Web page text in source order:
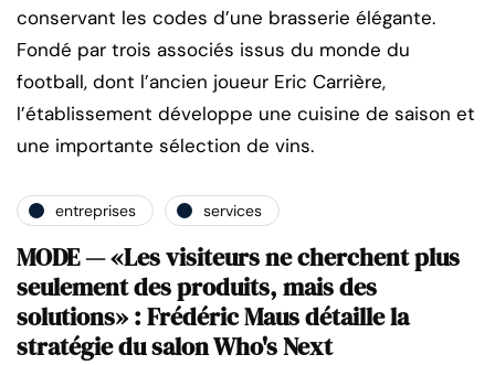
conservant les codes d’une brasserie élégante.
Fondé par trois associés issus du monde du
football, dont l’ancien joueur Eric Carrière,
l’établissement développe une cuisine de saison et
une importante sélection de vins.
entreprises services
MODE — «Les visiteurs ne cherchent plus
seulement des produits, mais des
solutions» : Frédéric Maus détaille la
stratégie du salon Who's Next